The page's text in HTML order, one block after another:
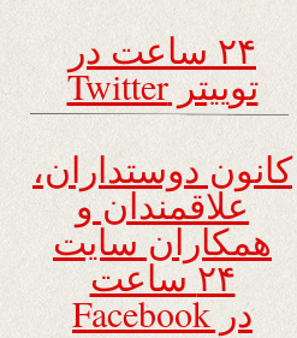
۲۴ ساعت در
توییتر Twitter
کانون دوستداران،
علاقمندان و
همکاران سایت
۲۴ ساعت
در Facebook